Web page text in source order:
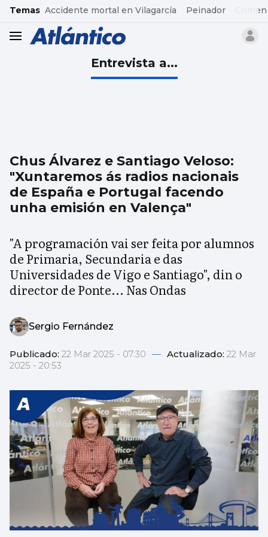
common.go-to-content
Temas Accidente mortal en Vilagarcía Peinador
header.menu.open
Entrevista a...
Chus Álvarez e Santiago Veloso:
"Xuntaremos ás radios nacionais
de España e Portugal facendo
unha emisión en Valença"
"A programación vai ser feita por alumnos
de Primaria, Secundaria e das
Universidades de Vigo e Santiago", din o
director de Ponte... Nas Ondas
Sergio Fernández
Publicado: 22 Mar 2025 - 07:30 — Actualizado: 22 Mar
2025 - 20:53